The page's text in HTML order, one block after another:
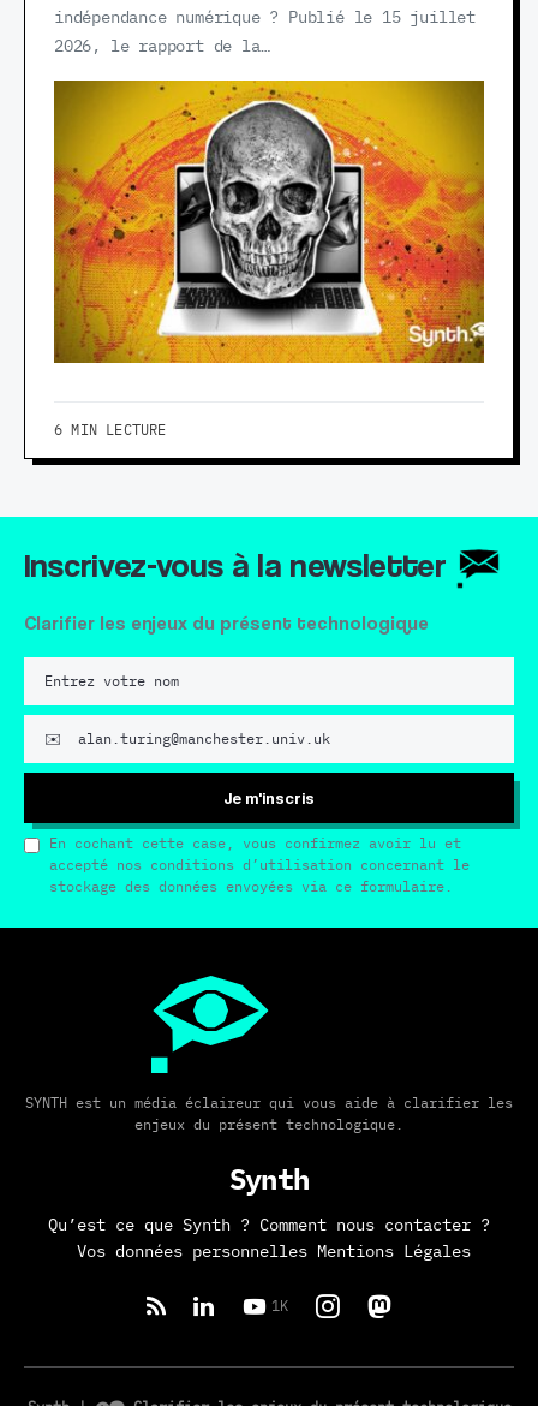
indépendance numérique ? Publié le 15 juillet
2026, le rapport de la…
6 MIN LECTURE
Inscrivez-vous à la newsletter
Clarifier les enjeux du présent technologique
Je m'inscris
En cochant cette case, vous confirmez avoir lu et
accepté nos conditions d’utilisation concernant le
stockage des données envoyées via ce formulaire.
SYNTH est un média éclaireur qui vous aide à clarifier les
enjeux du présent technologique.
Synth
Qu’est ce que Synth ?
Comment nous contacter ?
Vos données personnelles
Mentions Légales
1K